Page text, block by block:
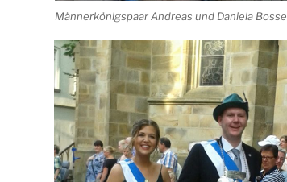
Männerkönigspaar Andreas und Daniela Bosse